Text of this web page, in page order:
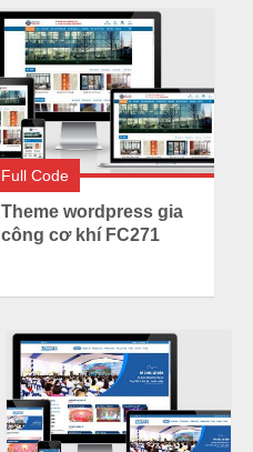
Full Code
Theme wordpress gia
công cơ khí FC271